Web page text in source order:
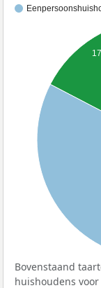
Bovenstaand
huishoudens